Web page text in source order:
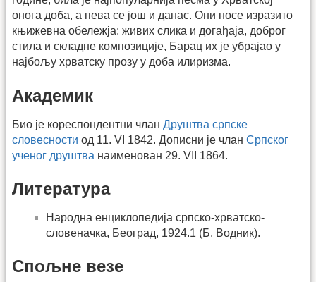
онога доба, а пева се још и данас. Они носе изразито
књижевна обележја: живих слика и догађаја, доброг
стила и складне композиције, Барац их је убрајао у
најбољу хрватску прозу у доба илиризма.
Академик
Био је кореспондентни члан Друштва српске
словесности од 11. VI 1842. Дописни је члан Српског
ученог друштва наименован 29. VII 1864.
Литература
Народна енциклопедија српско-хрватско-
словеначка, Београд, 1924.1 (Б. Водник).
Спољне везе